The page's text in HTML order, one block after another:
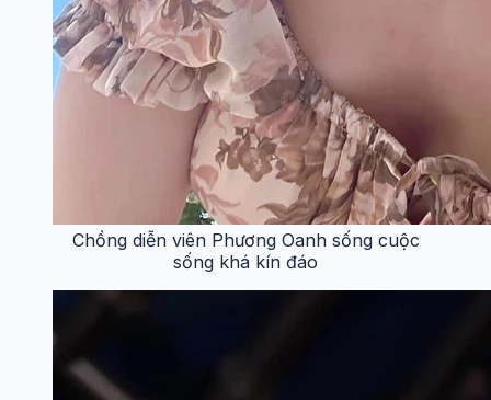
Chồng diễn viên Phương Oanh sống cuộc
sống khá kín đáo